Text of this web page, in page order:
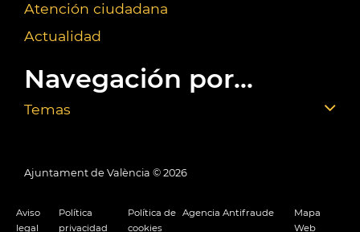
Atención ciudadana
Actualidad
Navegación por...
Temas
Ajuntament de València © 2026
Aviso
legal
Política
privacidad
Política de
cookies
Agencia Antifraude
Mapa
Web